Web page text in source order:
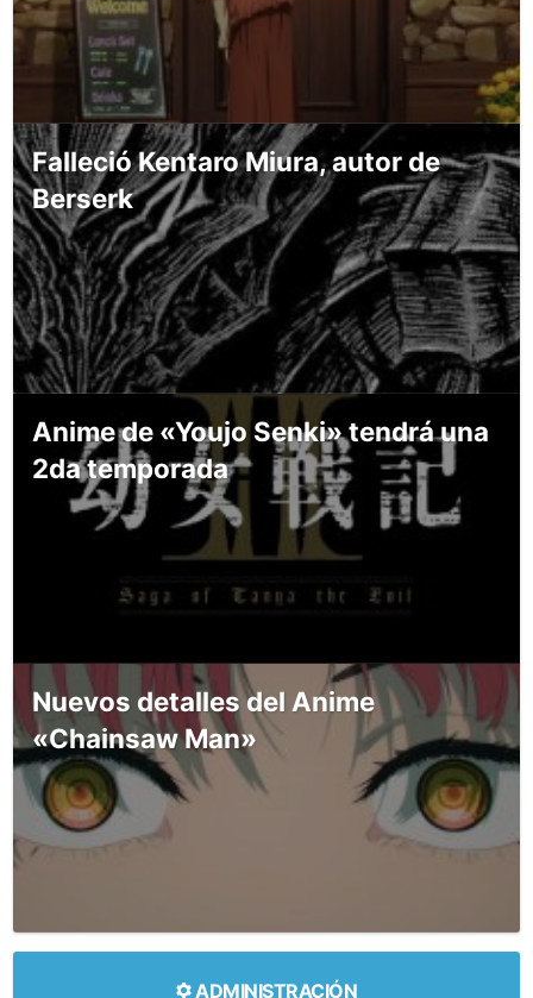
Falleció Kentaro Miura, autor de
Berserk
Anime de «Youjo Senki» tendrá una
2da temporada
Nuevos detalles del Anime
«Chainsaw Man»
ADMINISTRACIÓN